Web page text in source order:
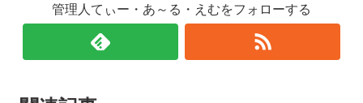
管理人てぃー・あ～る・えむをフォローする